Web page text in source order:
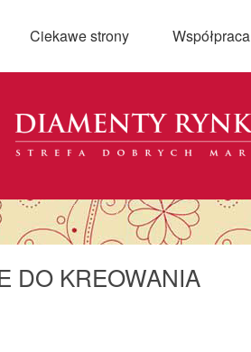
Ciekawe strony Współpraca
DO KREOWANIA